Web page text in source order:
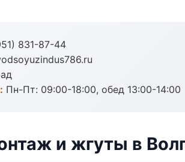
831-87-44
Пн-Пт: 09:00-18:00, обед 13:00-14:00
и жгуты в